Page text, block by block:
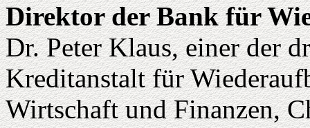
Direktor der Bank für
Dr. Peter Klaus, einer der
Kreditanstalt für
Wirtschaft und Finanzen,